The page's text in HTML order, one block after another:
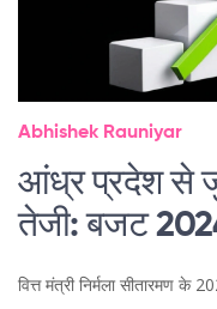
Abhishek Rauniyar
आंध्र प्रदेश से
तेजी: बजट
वित्त मंत्री निर्मला सीतारमण